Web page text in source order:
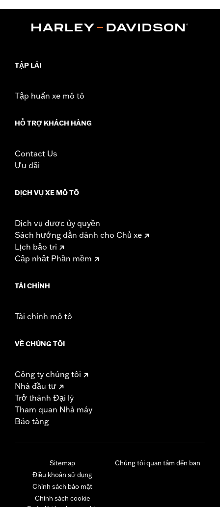
FLTRXS, '22-later FLHXST and FLTRXST and ’15-later
Freewheeler® models. Does not fit models equipped with
flush mount trim ring.
WARRANTY:1 year limited warranty – Go to
TẬP LÁI
Tập huấn xe mô tô
HỖ TRỢ KHÁCH HÀNG
Contact Us
Ưu đãi
DỊCH VỤ XE MÔ TÔ
Dịch vụ được ủy quyền
Sách hướng dẫn dành cho Chủ xe
Lịch bảo trì
Cập nhật Phần mềm
TÀI CHÍNH
Tài chính mô tô
VỀ CHÚNG TÔI
Công ty chúng tôi
Nhà đầu tư
Trở thành Đại lý
Tham quan Nhà máy
Bảo tàng
Sitemap
Điều khoản sử dụng
Chính sách bảo mật
Chính sách cookie
Chúng tôi quan tâm đến bạn